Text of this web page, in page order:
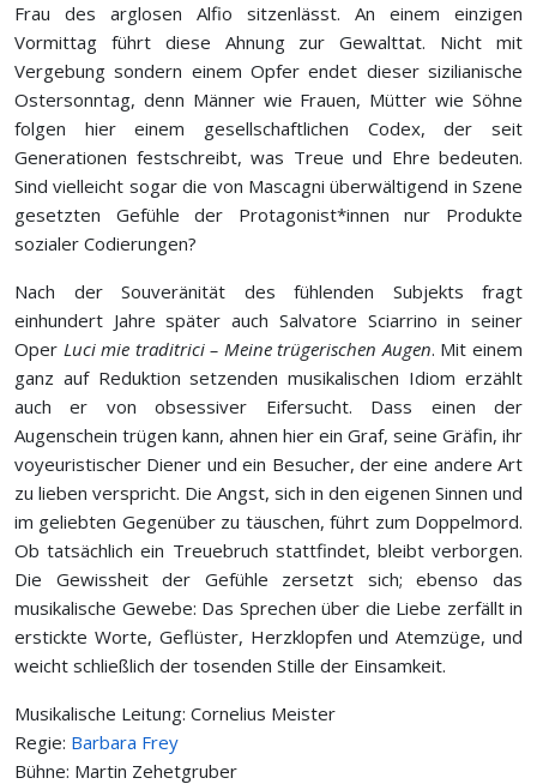
Frau des arglosen Alfio sitzenlässt. An einem einzigen
Vormittag führt diese Ahnung zur Gewalttat. Nicht mit
Vergebung sondern einem Opfer endet dieser sizilianische
Ostersonntag, denn Männer wie Frauen, Mütter wie Söhne
folgen hier einem gesellschaftlichen Codex, der seit
Generationen festschreibt, was Treue und Ehre bedeuten.
Sind vielleicht sogar die von Mascagni überwältigend in Szene
gesetzten Gefühle der Protagonist*innen nur Produkte
sozialer Codierungen?
Nach der Souveränität des fühlenden Subjekts fragt
einhundert Jahre später auch Salvatore Sciarrino in seiner
Oper Luci mie traditrici – Meine trügerischen Augen. Mit einem
ganz auf Reduktion setzenden musikalischen Idiom erzählt
auch er von obsessiver Eifersucht. Dass einen der
Augenschein trügen kann, ahnen hier ein Graf, seine Gräfin, ihr
voyeuristischer Diener und ein Besucher, der eine andere Art
zu lieben verspricht. Die Angst, sich in den eigenen Sinnen und
im geliebten Gegenüber zu täuschen, führt zum Doppelmord.
Ob tatsächlich ein Treuebruch stattfindet, bleibt verborgen.
Die Gewissheit der Gefühle zersetzt sich; ebenso das
musikalische Gewebe: Das Sprechen über die Liebe zerfällt in
erstickte Worte, Geflüster, Herzklopfen und Atemzüge, und
weicht schließlich der tosenden Stille der Einsamkeit.
Musikalische Leitung: Cornelius Meister
Regie: Barbara Frey
Bühne: Martin Zehetgruber